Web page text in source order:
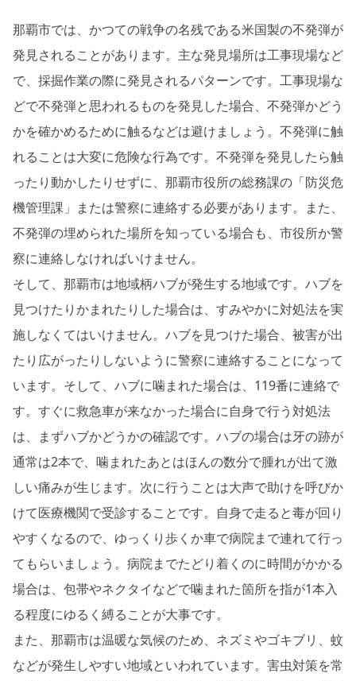
那覇市では、かつての戦争の名残である米国製の不発弾が
発見されることがあります。主な発見場所は工事現場など
で、採掘作業の際に発見されるパターンです。工事現場な
どで不発弾と思われるものを発見した場合、不発弾かどう
かを確かめるために触るなどは避けましょう。不発弾に触
れることは大変に危険な行為です。不発弾を発見したら触
ったり動かしたりせずに、那覇市役所の総務課の「防災危
機管理課」または警察に連絡する必要があります。また、
不発弾の埋められた場所を知っている場合も、市役所か警
察に連絡しなければいけません。
そして、那覇市は地域柄ハブが発生する地域です。ハブを
見つけたりかまれたりした場合は、すみやかに対処法を実
施しなくてはいけません。ハブを見つけた場合、被害が出
たり広がったりしないように警察に連絡することになって
います。そして、ハブに噛まれた場合は、119番に連絡で
す。すぐに救急車が来なかった場合に自身で行う対処法
は、まずハブかどうかの確認です。ハブの場合は牙の跡が
通常は2本で、噛まれたあとはほんの数分で腫れが出て激
しい痛みが生じます。次に行うことは大声で助けを呼びか
けて医療機関で受診することです。自身で走ると毒が回り
やすくなるので、ゆっくり歩くか車で病院まで連れて行っ
てもらいましょう。病院までたどり着くのに時間がかかる
場合は、包帯やネクタイなどで噛まれた箇所を指が1本入
る程度にゆるく縛ることが大事です。
また、那覇市は温暖な気候のため、ネズミやゴキブリ、蚊
などが発生しやすい地域といわれています。害虫対策を常